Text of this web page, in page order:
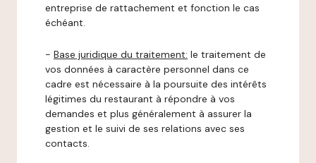
entreprise de rattachement et fonction le cas
échéant.
- Base juridique du traitement: le traitement de
vos données à caractère personnel dans ce
cadre est nécessaire à la poursuite des intérêts
légitimes du restaurant à répondre à vos
demandes et plus généralement à assurer la
gestion et le suivi de ses relations avec ses
contacts.